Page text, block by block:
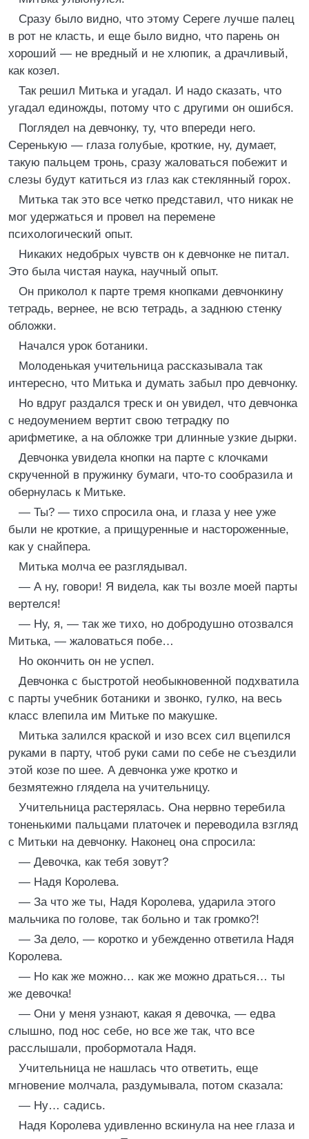
Сразу было видно, что этому Сереге лучше палец
в рот не класть, и еще было видно, что парень он
хороший — не вредный и не хлюпик, а драчливый,
как козел.
Так решил Митька и угадал. И надо сказать, что
угадал единожды, потому что с другими он ошибся.
Поглядел на девчонку, ту, что впереди него.
Серенькую — глаза голубые, кроткие, ну, думает,
такую пальцем тронь, сразу жаловаться побежит и
слезы будут катиться из глаз как стеклянный горох.
Митька так это все четко представил, что никак не
мог удержаться и провел на перемене
психологический опыт.
Никаких недобрых чувств он к девчонке не питал.
Это была чистая наука, научный опыт.
Он приколол к парте тремя кнопками девчонкину
тетрадь, вернее, не всю тетрадь, а заднюю стенку
обложки.
Начался урок ботаники.
Молоденькая учительница рассказывала так
интересно, что Митька и думать забыл про девчонку.
Но вдруг раздался треск и он увидел, что девчонка
с недоумением вертит свою тетрадку по
арифметике, а на обложке три длинные узкие дырки.
Девчонка увидела кнопки на парте с клочками
скрученной в пружинку бумаги, что-то сообразила и
обернулась к Митьке.
— Ты? — тихо спросила она, и глаза у нее уже
были не кроткие, а прищуренные и настороженные,
как у снайпера.
Митька молча ее разглядывал.
— А ну, говори! Я видела, как ты возле моей парты
вертелся!
— Ну, я, — так же тихо, но добродушно отозвался
Митька, — жаловаться побе…
Но окончить он не успел.
Девчонка с быстротой необыкновенной подхватила
с парты учебник ботаники и звонко, гулко, на весь
класс влепила им Митьке по макушке.
Митька залился краской и изо всех сил вцепился
руками в парту, чтоб руки сами по себе не съездили
этой козе по шее. А девчонка уже кротко и
безмятежно глядела на учительницу.
Учительница растерялась. Она нервно теребила
тоненькими пальцами платочек и переводила взгляд
с Митьки на девчонку. Наконец она спросила:
— Девочка, как тебя зовут?
— Надя Королева.
— За что же ты, Надя Королева, ударила этого
мальчика по голове, так больно и так громко?!
— За дело, — коротко и убежденно ответила Надя
Королева.
— Но как же можно… как же можно драться… ты
же девочка!
— Они у меня узнают, какая я девочка, — едва
слышно, под нос себе, но все же так, что все
расслышали, пробормотала Надя.
Учительница не нашлась что ответить, еще
мгновение молчала, раздумывала, потом сказала:
— Ну… садись.
Надя Королева удивленно вскинула на нее глаза и